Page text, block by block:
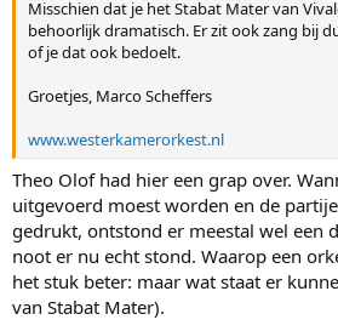
Misschien dat je het Stabat Mater van
behoorlijk dramatisch. Er zit ook zang bij
of je dat ook bedoelt.
Groetjes, Marco Scheffers
www.westerkamerorkest.nl
Theo Olof had hier een grap over.
uitgevoerd moest worden en de
gedrukt, ontstond er meestal wel een
noot er nu echt stond. Waarop een
het stuk beter: maar wat staat er
van Stabat Mater).